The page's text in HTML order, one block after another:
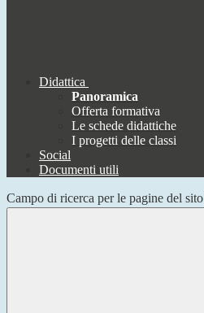
Didattica
Panoramica
Offerta formativa
Le schede didattiche
I progetti delle classi
Social
Documenti utili
Campo di ricerca per le pagine del sito